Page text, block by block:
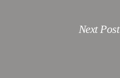
Next Post